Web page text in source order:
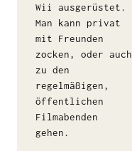
Wii ausgerüstet.
Man kann privat
mit Freunden
zocken, oder auch
zu den
regelmäßigen,
öffentlichen
Filmabenden
gehen.